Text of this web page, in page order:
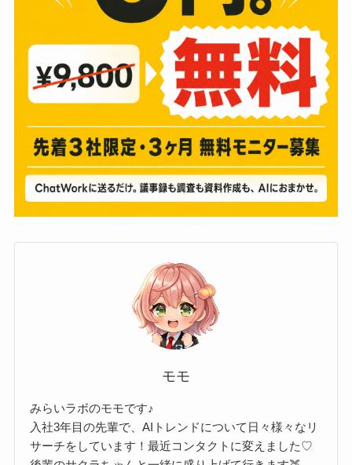
モモ
みらいラボのモモです♪
入社3年目の先輩で、AIトレンドについて日々様々なリ
サーチをしています！最近コンタクトに変えました♡